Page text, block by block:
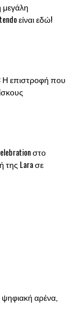
μεγάλη
είναι εδώ!
Η επιστροφή που
στο
της Lara σε
ψηφιακή αρένα,